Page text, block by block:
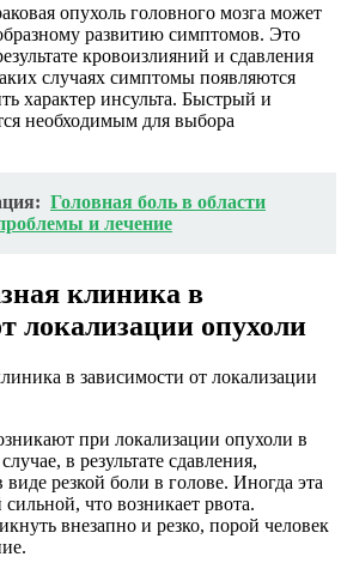
опухоль головного мозга может
развитию симптомов. Это
кровоизлияний и сдавления
случаях симптомы появляются
характер инсульта. Быстрый и
необходимым для выбора
Головная боль в области
и лечение
клиника в
локализации опухоли
при локализации опухоли в
в результате сдавления,
резкой боли в голове. Иногда эта
что возникает рвота.
внезапно и резко, порой человек